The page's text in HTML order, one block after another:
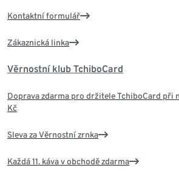
Kontaktní formulář
Zákaznická linka
Věrnostní klub TchiboCard
Doprava zdarma pro držitele TchiboCard při
Kč
Sleva za Věrnostní zrnka
Každá 11. káva v obchodě zdarma